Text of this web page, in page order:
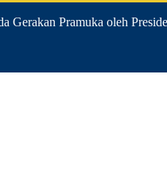
Pramuka oleh